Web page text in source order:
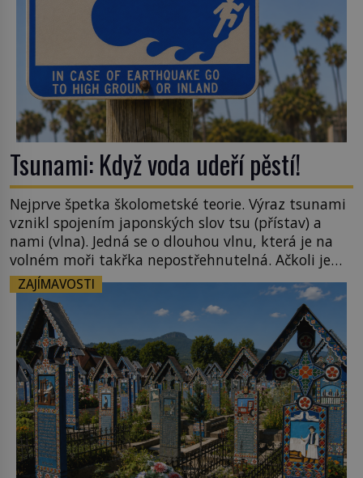
Tsunami: Když voda udeří pěstí!
Nejprve špetka školometské teorie. Výraz tsunami
vznikl spojením japonských slov tsu (přístav) a
nami (vlna). Jedná se o dlouhou vlnu, která je na
volném moři takřka nepostřehnutelná. Ačkoli je
vlnová délka tsunami i 300 kilometrů, výška vlny
na volném moři je maximálně 1,5 metru. Máme se
podobné obří vlny obávat i v Evropě? Vznik
tsunami si […]
ZAJÍMAVOSTI